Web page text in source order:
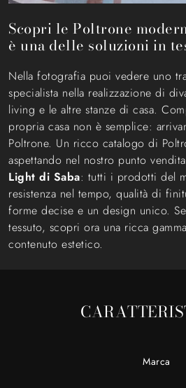
Scopri le Poltrone
è una delle soluzioni in
Nella fotografia puoi vedere uno
specialista nella realizzazione di
living e le altre stanze di casa.
propria casa non è semplice:
Poltrone. Un ricco catalogo di
aspettando nel nostro punto
Light di Saba: tutti i prodotti del
resistenza nel tempo, qualità di
forme decise e un design unico.
tessuto, scopri ora una ricca
contenuto estetico.
Marca